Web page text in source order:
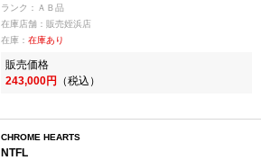
ランク：ＡＢ品
在庫店舗：販売姪浜店
在庫： 在庫あり
販売価格
243,000円 （税込）
CHROME HEARTS
NTFL